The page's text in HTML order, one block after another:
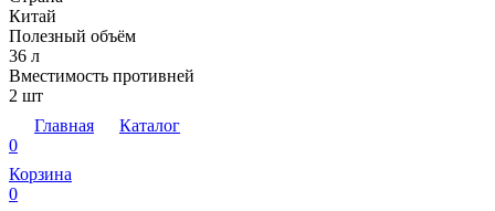
Китай
Полезный объём
36 л
Вместимость противней
2 шт
Главная
Каталог
0
Корзина
0